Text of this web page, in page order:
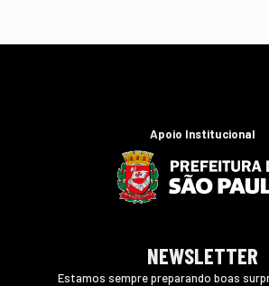
Apoio Institucional
NEWSLETTER
Estamos sempre preparando boas